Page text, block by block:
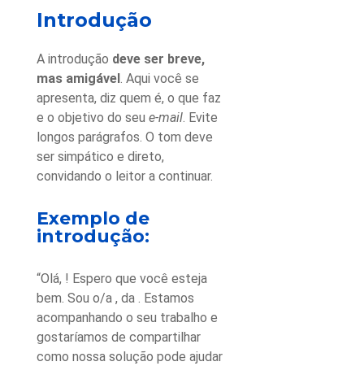
Introdução
A introdução deve ser breve,
mas amigável . Aqui você se
apresenta, diz quem é, o que faz
e o objetivo do seu e-mail . Evite
longos parágrafos. O tom deve
ser simpático e direto,
convidando o leitor a continuar.
Exemplo de
introdução:
“Olá, ! Espero que você esteja
bem. Sou o/a , da . Estamos
acompanhando o seu trabalho e
gostaríamos de compartilhar
como nossa solução pode ajudar